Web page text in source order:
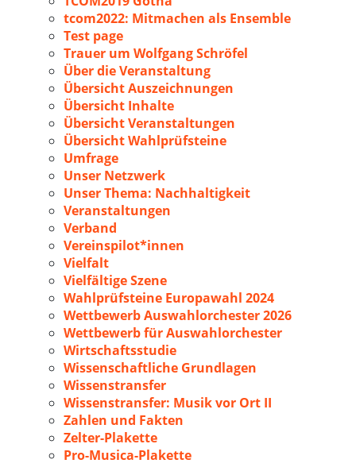
tcom2022: Mitmachen als Ensemble
Test page
Trauer um Wolfgang Schröfel
Über die Veranstaltung
Übersicht Auszeichnungen
Übersicht Inhalte
Übersicht Veranstaltungen
Übersicht Wahlprüfsteine
Umfrage
Unser Netzwerk
Unser Thema: Nachhaltigkeit
Veranstaltungen
Verband
Vereinspilot*innen
Vielfalt
Vielfältige Szene
Wahlprüfsteine Europawahl 2024
Wettbewerb Auswahlorchester 2026
Wettbewerb für Auswahlorchester
Wirtschaftsstudie
Wissenschaftliche Grundlagen
Wissenstransfer
Wissenstransfer: Musik vor Ort II
Zahlen und Fakten
Zelter-Plakette
Pro-Musica-Plakette